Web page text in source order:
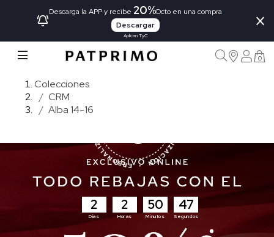
Descarga la APP y recibe 20%Dcto en una compra
Descargar
Aplican TyC
×
0
Colecciones
CRM
Alba 14-16
2
Días
2
Horas
50
Minutos
46
Segundos